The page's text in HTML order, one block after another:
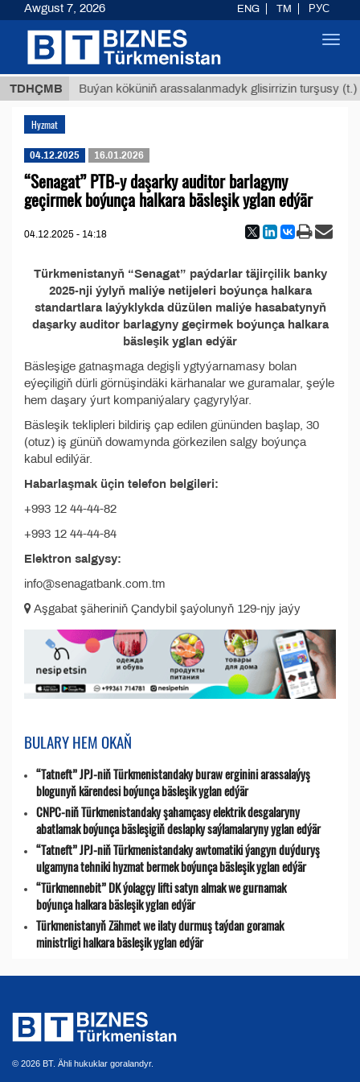
TDHÇMB
ТМТ Buýan köküniň arassalanmadyk glisirrizin turşusy (t.)
Hyzmat
04.12.2025 16.01.2026
“Senagat” PTB-y daşarky auditor barlagyny
geçirmek boýunça halkara bäsleşik yglan edýär
04.12.2025 - 14:18
Türkmenistanyň “Senagat” paýdarlar täjirçilik banky
2025-nji ýylyň maliýe netijeleri boýunça halkara
standartlara laýyklykda düzülen maliýe hasabatynyň
daşarky auditor barlagyny geçirmek boýunça halkara
bäsleşik yglan edýär
Bäsleşige gatnaşmaga degişli ygtyýarnamasy bolan
eýeçiligiň dürli görnüşindäki kärhanalar we guramalar, şeýle
hem daşary ýurt kompaniýalary çagyrylýar.
Bäsleşik teklipleri bildiriş çap edilen gününden başlap, 30
(otuz) iş günüň dowamynda görkezilen salgy boýunça
kabul edilýär.
Habarlaşmak üçin telefon belgileri:
+993 12 44-44-82
+993 12 44-44-84
Elektron salgysy:
info@senagatbank.com.tm
Aşgabat şäheriniň Çandybil şaýolunyň 129-njy jaýy
BULARY HEM OKAŇ
“Tatneft” JPJ-niň Türkmenistandaky buraw erginini arassalaýyş
blogunyň kärendesi boýunça bäsleşik yglan edýär
CNPC-niň Türkmenistandaky şahamçasy elektrik desgalaryny
abatlamak boýunça bäsleşigiň deslapky saýlamalaryny yglan edýär
“Tatneft” JPJ-niň Türkmenistandaky awtomatiki ýangyn duýduryş
ulgamyna tehniki hyzmat bermek boýunça bäsleşik yglan edýär
“Türkmennebit” DK ýolagçy lifti satyn almak we gurnamak
boýunça halkara bäsleşik yglan edýär
Türkmenistanyň Zähmet we ilaty durmuş taýdan goramak
ministrligi halkara bäsleşik yglan edýär
© 2026 BT. Ähli hukuklar goralandyr.
Awgust 7, 2026 ENG TM РУС